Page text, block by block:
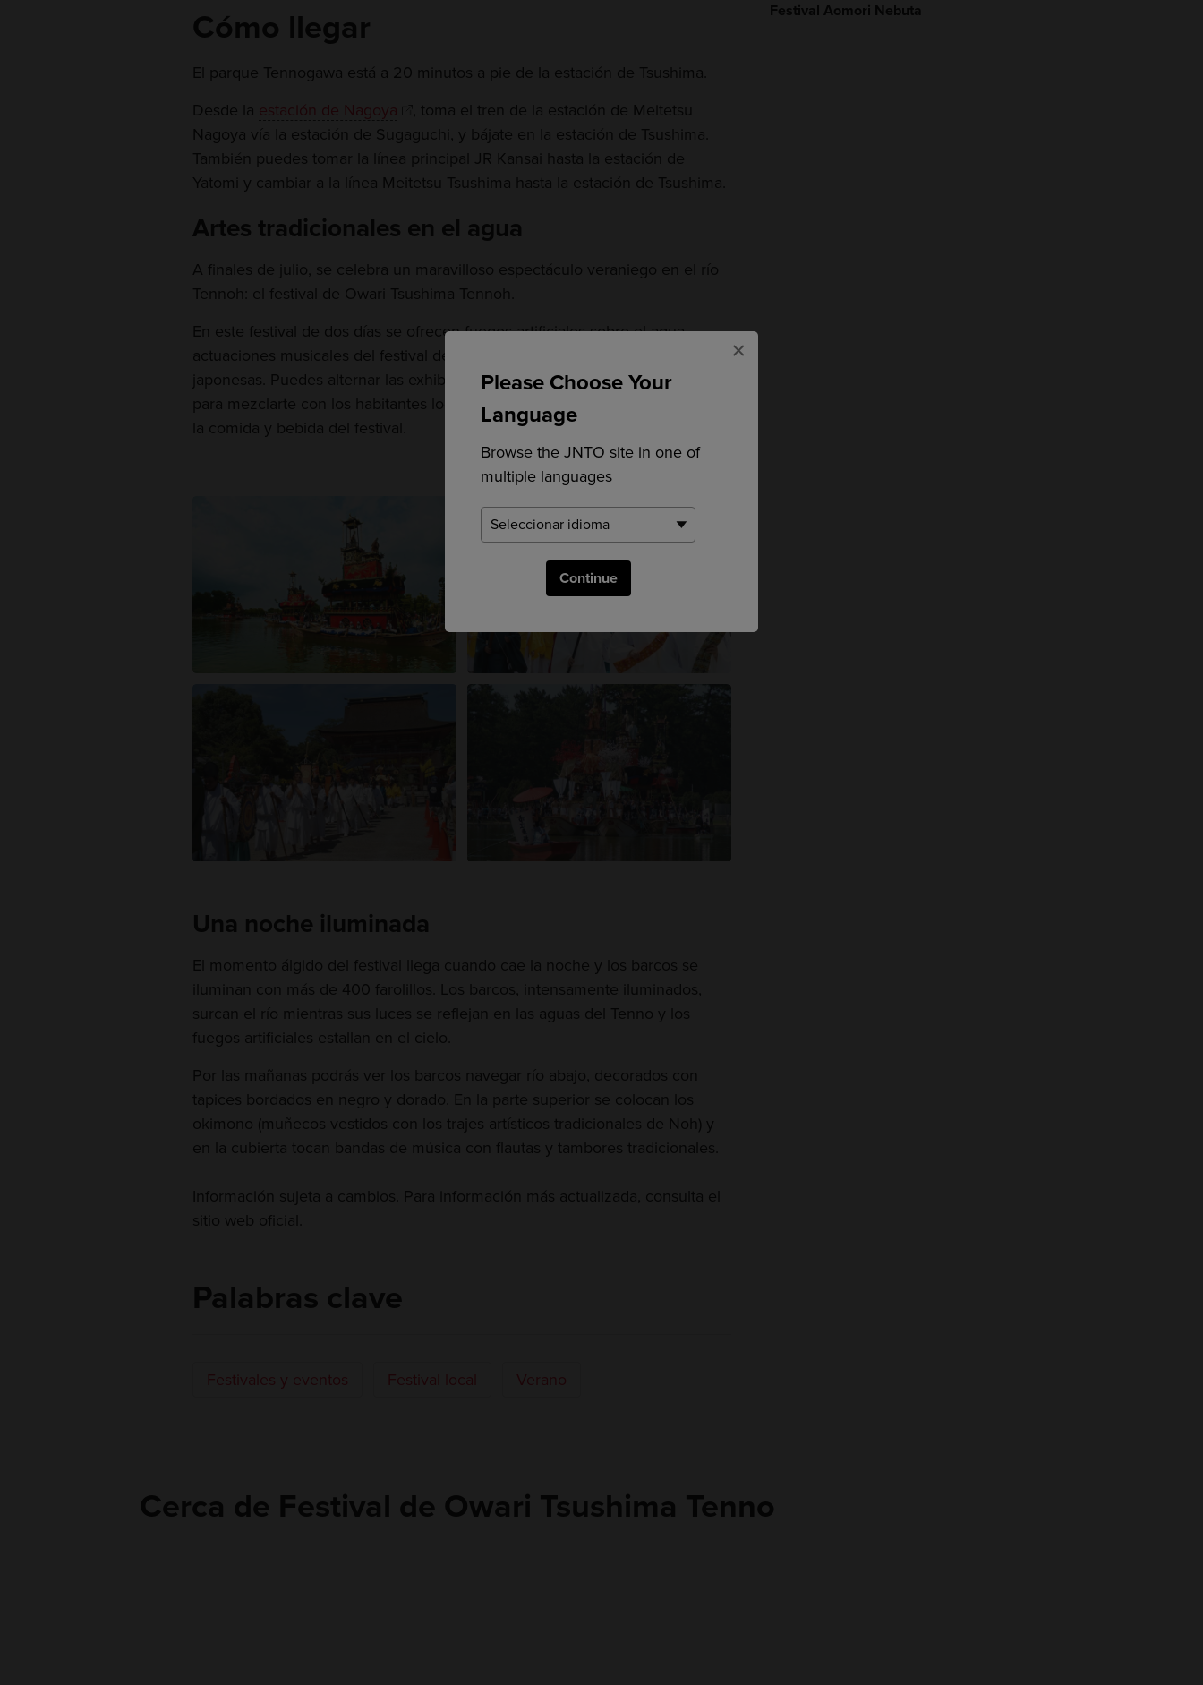
Please Choose Your
Language
Browse the JNTO site in one of
multiple languages
Continue
×
Cómo llegar
El parque Tennogawa está a 20 minutos a pie de la estación de Tsushima.
Desde la estación de Nagoya
, toma el tren de la estación de Meitetsu
Nagoya vía la estación de Sugaguchi, y bájate en la estación de Tsushima.
También puedes tomar la línea principal JR Kansai hasta la estación de
Yatomi y cambiar a la línea Meitetsu Tsushima hasta la estación de Tsushima.
Artes tradicionales en el agua
A finales de julio, se celebra un maravilloso espectáculo veraniego en el río
Tennoh: el festival de Owari Tsushima Tennoh.
En este festival de dos días se ofrecen fuegos artificiales sobre el agua,
actuaciones musicales del festival de otoño y otras artes tradicionales
japonesas. Puedes alternar las exhibiciones con un paseo por la orilla del río
para mezclarte con los habitantes locales, vestidos con yukata, y disfrutar de
la comida y bebida del festival.
Una noche iluminada
El momento álgido del festival llega cuando cae la noche y los barcos se
iluminan con más de 400 farolillos. Los barcos, intensamente iluminados,
surcan el río mientras sus luces se reflejan en las aguas del Tenno y los
fuegos artificiales estallan en el cielo.
Por las mañanas podrás ver los barcos navegar río abajo, decorados con
tapices bordados en negro y dorado. En la parte superior se colocan los
okimono (muñecos vestidos con los trajes artísticos tradicionales de Noh) y
en la cubierta tocan bandas de música con flautas y tambores tradicionales.
Información sujeta a cambios. Para información más actualizada, consulta el
sitio web oficial.
Palabras clave
Festivales y eventos Festival local Verano
Festival Aomori Nebuta
Cerca de Festival de Owari Tsushima Tenno